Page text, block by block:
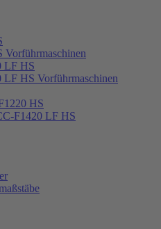
Vorführmaschinen
LF HS
HS Vorführmaschinen
HS
F1420 LF HS